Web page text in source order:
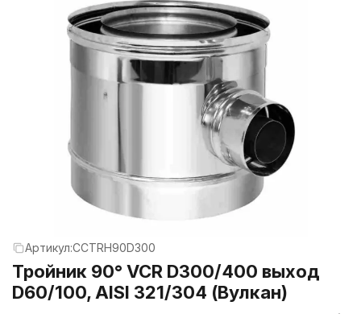
Артикул:CCTRH90D300
Тройник 90° VCR D300/400 выход
D60/100, AISI 321/304 (Вулкан)